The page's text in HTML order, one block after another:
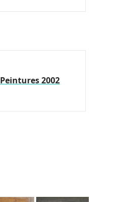
Peintures 2002